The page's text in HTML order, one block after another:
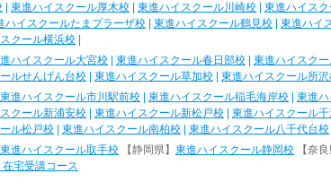
東進ハイスクール厚木校 東進ハイスクール川崎校 東進ハイス
ハイスクールたまプラーザ校 東進ハイスクール鶴見校 東進ハイ
クール横浜校
ハイスクール大宮校 東進ハイスクール春日部校 東進ハイスク
ルせんげん台校 東進ハイスクール草加校 東進ハイスクール所
東進ハイスクール市川駅前校 東進ハイスクール稲毛海岸校 東進
クール新浦安校 東進ハイスクール新松戸校 東進ハイスクール
ル松戸校 東進ハイスクール南柏校
東進ハイスクール八千代台校
東進ハイスクール取手校 【静岡県】 東進ハイスクール静岡校 【奈良
宅受講コース